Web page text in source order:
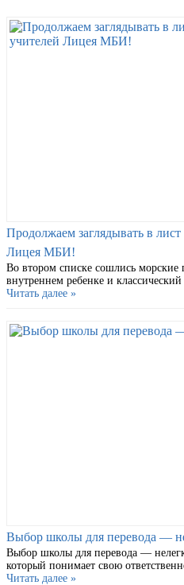
Продолжаем заглядывать в
Лицея МБИ!
Во втором списке сошлись морские
внутреннем ребенке и
Читать далее »
Выбор школы для перевода —
Выбор школы для перевода —
который понимает свою
Читать далее »